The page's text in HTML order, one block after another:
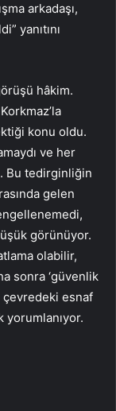
arkadaşı,
yanıtını
hâkim.
konu oldu.
ve her
Bu tedirginliğin
gelen
görünüyor.
olabilir,
sonra ‘güvenlik
çevredeki esnaf
yorumlanıyor.